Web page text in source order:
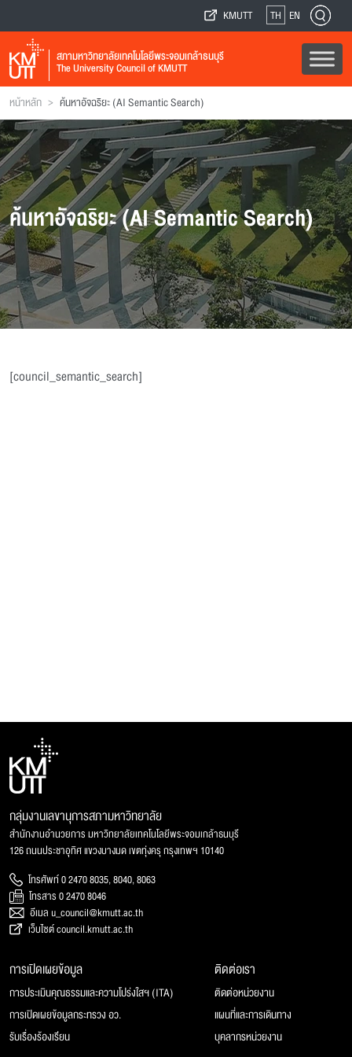
KMUTT TH EN
สภามหาวิทยาลัยเทคโนโลยีพระจอมเกล้าธนบุรี
The University Council of KMUTT
หน้าหลัก > ค้นหาอัจฉริยะ (AI Semantic Search)
ค้นหาอัจฉริยะ (AI Semantic Search)
[council_semantic_search]
กลุ่มงานเลขานุการสภามหาวิทยาลัย
สำนักงานอำนวยการ มหาวิทยาลัยเทคโนโลยีพระจอมเกล้าธนบุรี
126 ถนนประชาอุทิศ แขวงบางมด เขตทุ่งครุ กรุงเทพฯ 10140
โทรศัพท์ 0 2470 8035, 8040, 8063
โทรสาร 0 2470 8046
อีเมล u_council@kmutt.ac.th
เว็บไซต์ council.kmutt.ac.th
การเปิดเผยข้อมูล
การประเมินคุณธรรมและความโปร่งใสฯ (ITA)
การเปิดเผยข้อมูลกระทรวง อว.
รับเรื่องร้องเรียน
ติดต่อเรา
ติดต่อหน่วยงาน
แผนที่และการเดินทาง
บุคลากรหน่วยงาน